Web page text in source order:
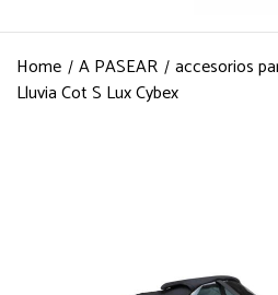
Home A PASEAR accesorios
Lluvia Cot S Lux Cybex